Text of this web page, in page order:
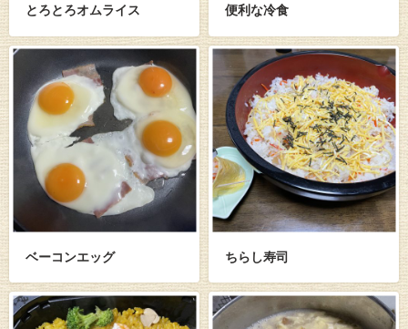
とろとろオムライス 便利な冷食
ベーコンエッグ ちらし寿司